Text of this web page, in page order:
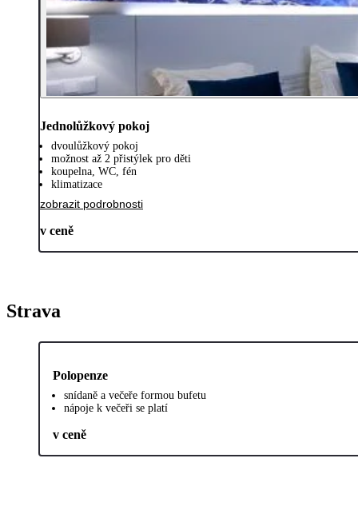
Jednolůžkový pokoj
dvoulůžkový pokoj
možnost až 2 přistýlek pro děti
koupelna, WC, fén
klimatizace
zobrazit podrobnosti
v ceně
Strava
Polopenze
snídaně a večeře formou bufetu
nápoje k večeři se platí
v ceně